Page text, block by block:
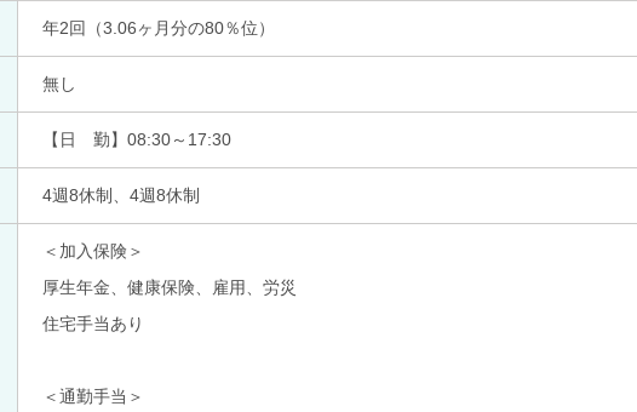
年2回（3.06ヶ月分の80％位）
無し
【日 勤】08:30～17:30
4週8休制、4週8休制
＜加入保険＞
厚生年金、健康保険、雇用、労災
住宅手当あり
＜通勤手当＞